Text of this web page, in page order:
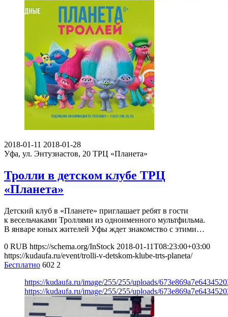
2018-01-11 2018-01-28
Уфа, ул. Энтузиастов, 20 ТРЦ «Планета»
Тролли в детском клубе ТРЦ
«Планета»
Детский клуб в «Планете» приглашает ребят в гости
к весельчаками Троллями из одноименного мультфильма.
В январе юных жителей Уфы ждет знакомство с этими…
0 RUB https://schema.org/InStock 2018-01-11T08:23:00+03:00
https://kudaufa.ru/event/trolli-v-detskom-klube-trts-planeta/
Бесплатно 602 2
https://kudaufa.ru/image/255/255/uploads/
https://kudaufa.ru/image/255/255/uploads/